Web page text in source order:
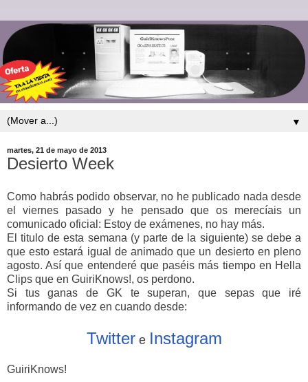
▼
martes, 21 de mayo de 2013
Desierto Week
Como habrás podido observar, no he publicado nada desde
el viernes pasado y he pensado que os merecíais un
comunicado oficial: Estoy de exámenes, no hay más.
El titulo de esta semana (y parte de la siguiente) se debe a
que esto estará igual de animado que un desierto en pleno
agosto. Así que entenderé que paséis más tiempo en Hella
Clips que en GuiriKnows!, os perdono.
Si tus ganas de GK te superan, que sepas que iré
informando de vez en cuando desde:
Twittere Instagram
GuiriKnows!